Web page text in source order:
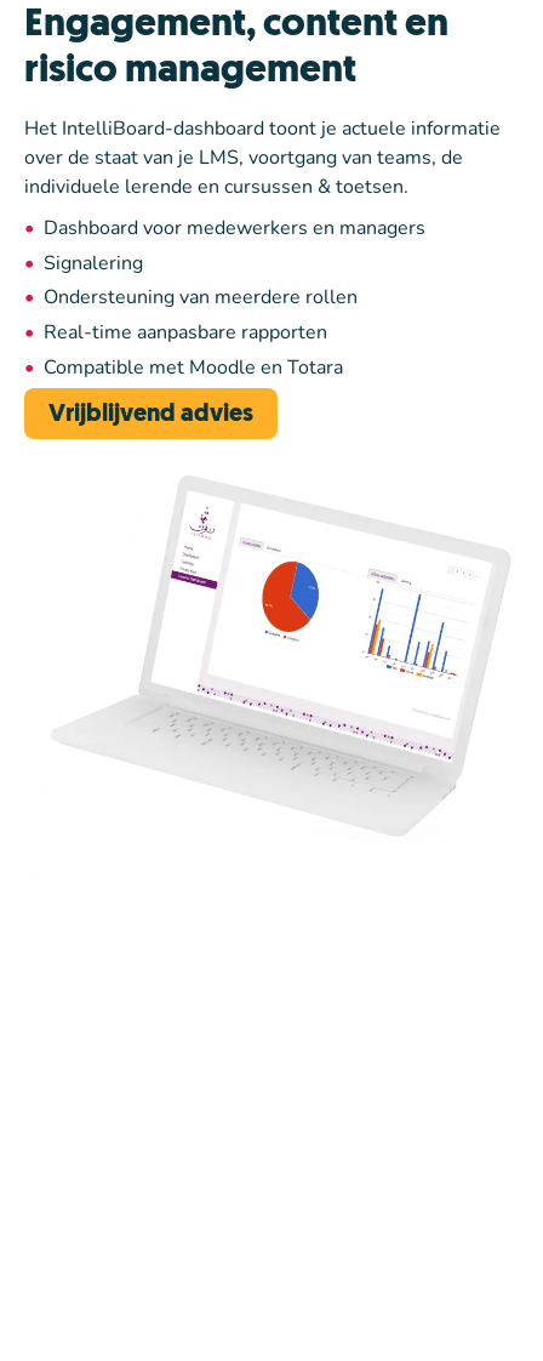
Engagement, content en
risico management
Het IntelliBoard-dashboard toont je actuele informatie
over de staat van je LMS, voortgang van teams, de
individuele lerende en cursussen & toetsen.
Dashboard voor medewerkers en managers
Signalering
Ondersteuning van meerdere rollen
Real-time aanpasbare rapporten
Compatible met Moodle en Totara
Vrijblijvend advies